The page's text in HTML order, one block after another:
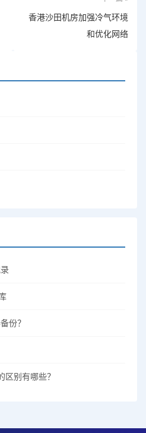
香港沙田机房加强冷气环境
和优化网络
份？
区别有哪些？